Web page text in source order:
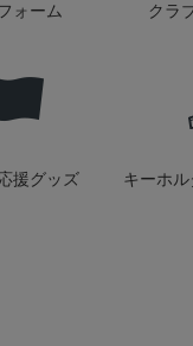
ォーム クラ
援グッズ
キーホ